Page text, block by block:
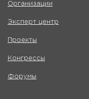
Организации
Эксперт центр
Проекты
Конгрессы
Форумы